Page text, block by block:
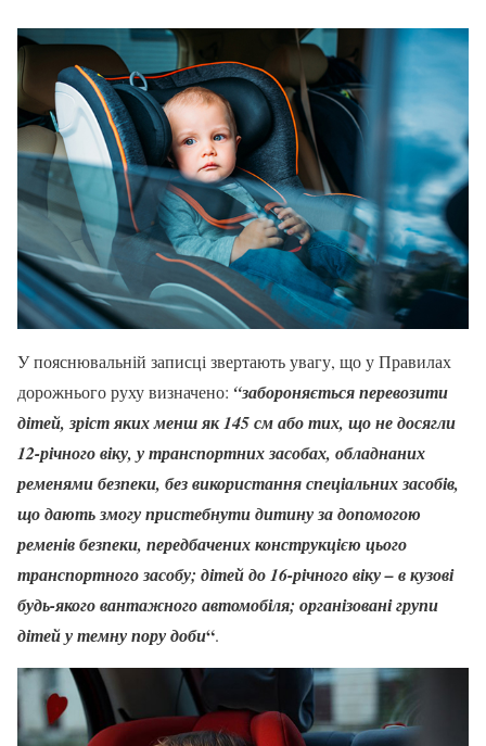
У пояснювальній записці звертають увагу, що у Правилах
дорожнього руху визначено: “забороняється перевозити
дітей, зріст яких менш як 145 см або тих, що не досягли
12-річного віку, у транспортних засобах, обладнаних
ременями безпеки, без використання спеціальних засобів,
що дають змогу пристебнути дитину за допомогою
ременів безпеки, передбачених конструкцією цього
транспортного засобу; дітей до 16-річного віку – в кузові
будь-якого вантажного автомобіля; організовані групи
дітей у темну пору доби“.